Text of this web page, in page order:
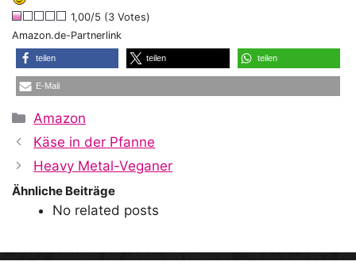
1,00/5 (3 Votes)
Amazon.de-Partnerlink
teilen teilen teilen
E-Mail
Kategorien
Amazon
Käse in der Pfanne
Heavy Metal-Veganer
Ähnliche Beiträge
No related posts